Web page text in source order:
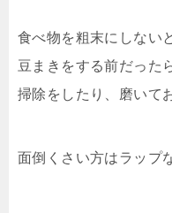
食べ物を粗末にしない
豆まきをする前だった
掃除をしたり、磨いて
面倒くさい方はラップ